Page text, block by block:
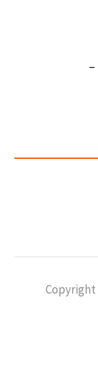
Copyright